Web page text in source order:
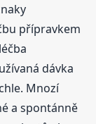
přípravkem
dávka
Mnozí
a spontánně